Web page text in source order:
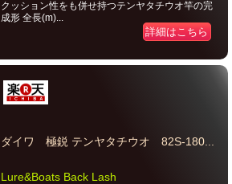
クッション性をも併せ持つテンヤタチウオ竿の完
成形 全長(m)...
詳細はこちら
ダイワ 極鋭 テンヤタチウオ 82S-180...
Lure&Boats Back Lash